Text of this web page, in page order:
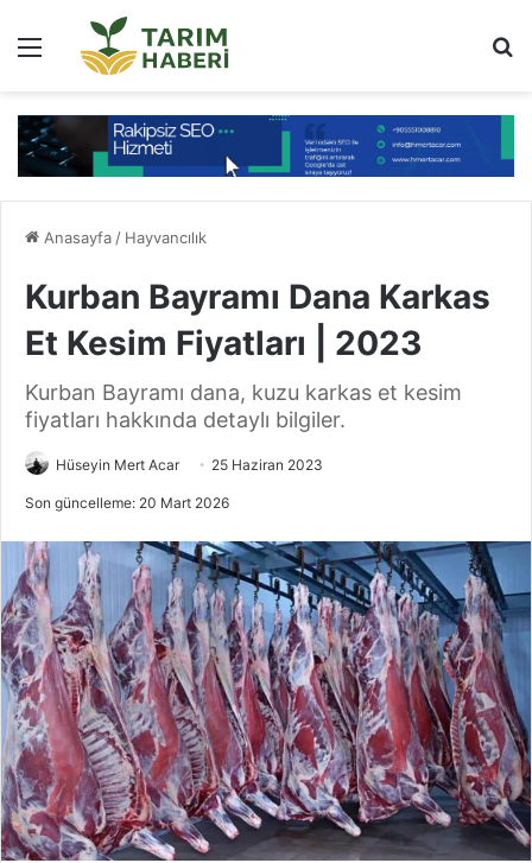
Menü
Anasayfa/ Hayvancılık
Kurban Bayramı Dana Karkas
Et Kesim Fiyatları | 2023
Kurban Bayramı dana, kuzu karkas et kesim
fiyatları hakkında detaylı bilgiler.
Hüseyin Mert Acar 25 Haziran 2023
Son güncelleme: 20 Mart 2026